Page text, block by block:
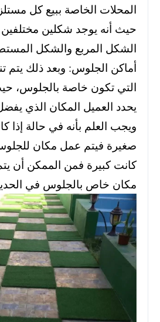
المحلات الخاصة ببيع كل
حيث أنه يوجد شكلين
الشكل المربع والشكل
أماكن الجلوس: وبعد ذلك يتم
التي تكون خاصة بالجلوس،
يحدد العميل المكان الذي
ويجب العلم بأنه في حالة إذا
صغيرة فيتم عمل مكان
كانت كبيرة فمن الممكن أن
مكان خاص بالجلوس في